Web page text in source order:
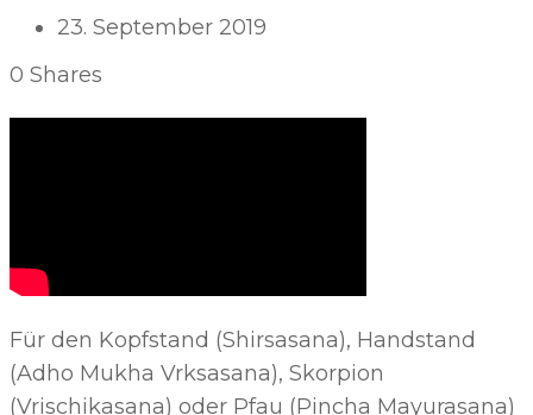
23. September 2019
0 Shares
Für den Kopfstand (Shirsasana), Handstand
(Adho Mukha Vrksasana), Skorpion
(Vrischikasana) oder Pfau (Pincha Mayurasana)